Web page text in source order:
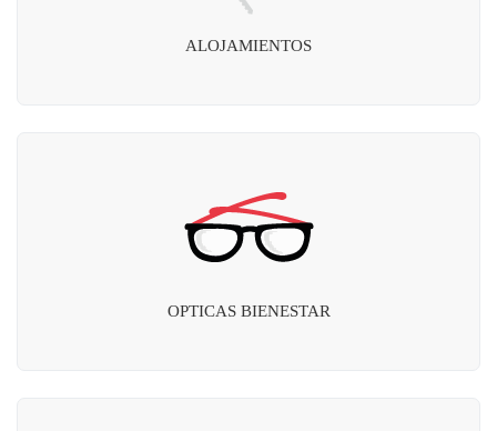
ALOJAMIENTOS
OPTICAS BIENESTAR